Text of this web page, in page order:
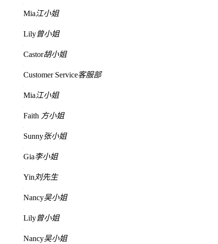
Mia江小姐
Lily曾小姐
Castor胡小姐
Customer Service客服部
Mia江小姐
Faith 方小姐
Sunny张小姐
Gia李小姐
Yin 刘先生
Nancy吴小姐
Lily曾小姐
Nancy吴小姐